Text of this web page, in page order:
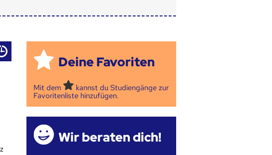
Deine Favoriten
Mit dem
kannst du Studiengänge zur
Favoritenliste hinzufügen.
Wir beraten dich!